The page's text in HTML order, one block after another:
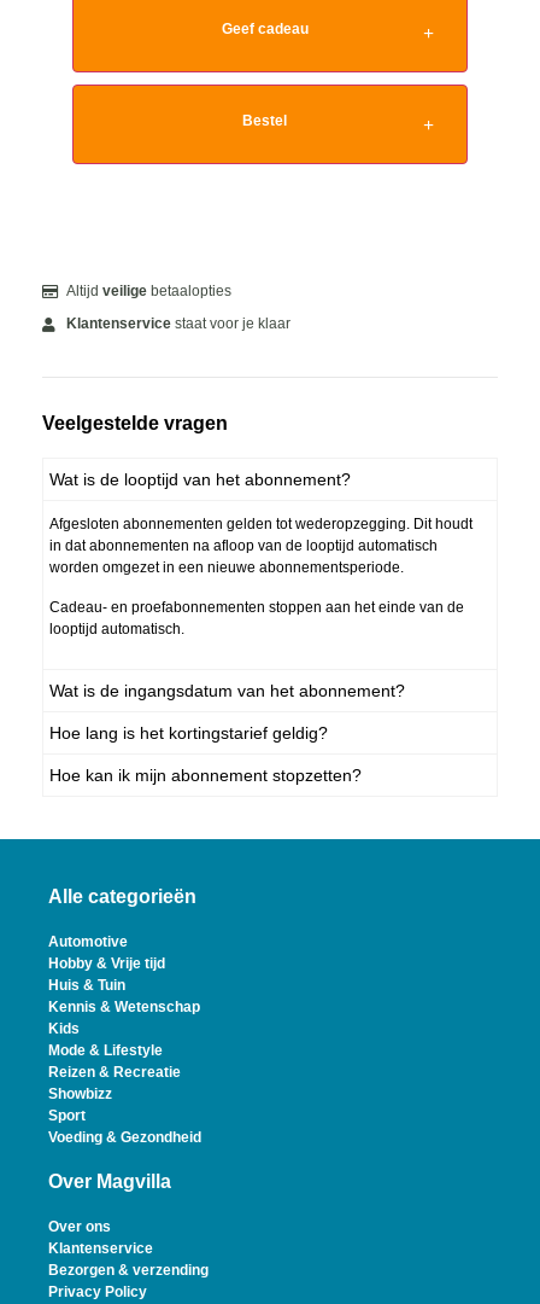
Geef cadeau
Bestel
Altijd veilige betaalopties
Klantenservice staat voor je klaar
Veelgestelde vragen
Wat is de looptijd van het abonnement?
Afgesloten abonnementen gelden tot wederopzegging. Dit houdt
in dat abonnementen na afloop van de looptijd automatisch
worden omgezet in een nieuwe abonnementsperiode.
Cadeau- en proefabonnementen stoppen aan het einde van de
looptijd automatisch.
Wat is de ingangsdatum van het abonnement?
Hoe lang is het kortingstarief geldig?
Hoe kan ik mijn abonnement stopzetten?
Alle categorieën
Automotive
Hobby & Vrije tijd
Huis & Tuin
Kennis & Wetenschap
Kids
Mode & Lifestyle
Reizen & Recreatie
Showbizz
Sport
Voeding & Gezondheid
Over Magvilla
Over ons
Klantenservice
Bezorgen & verzending
Privacy Policy